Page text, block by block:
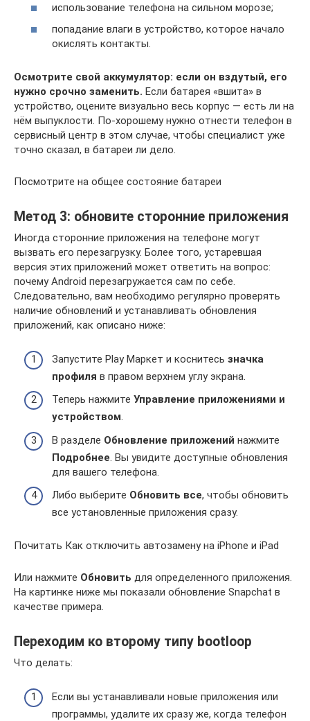
использование телефона на сильном морозе;
попадание влаги в устройство, которое начало
окислять контакты.
Осмотрите свой аккумулятор: если он вздутый, его
нужно срочно заменить. Если батарея «вшита» в
устройство, оцените визуально весь корпус — есть ли на
нём выпуклости. По-хорошему нужно отнести телефон в
сервисный центр в этом случае, чтобы специалист уже
точно сказал, в батареи ли дело.
Посмотрите на общее состояние батареи
Метод 3: обновите сторонние приложения
Иногда сторонние приложения на телефоне могут
вызвать его перезагрузку. Более того, устаревшая
версия этих приложений может ответить на вопрос:
почему Android перезагружается сам по себе.
Следовательно, вам необходимо регулярно проверять
наличие обновлений и устанавливать обновления
приложений, как описано ниже:
Запустите Play Маркет и коснитесь значка
профиля в правом верхнем углу экрана.
Теперь нажмите Управление приложениями и
устройством.
В разделе Обновление приложений нажмите
Подробнее . Вы увидите доступные обновления
для вашего телефона.
Либо выберите Обновить все, чтобы обновить
все установленные приложения сразу.
Почитать Как отключить автозамену на iPhone и iPad
Или нажмите Обновить для определенного приложения.
На картинке ниже мы показали обновление Snapchat в
качестве примера.
Переходим ко второму типу bootloop
Что делать:
Если вы устанавливали новые приложения или
программы, удалите их сразу же, когда телефон